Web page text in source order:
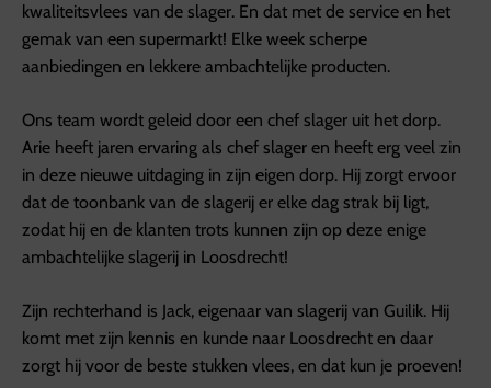
kwaliteitsvlees van de slager. En dat met de service en het
gemak van een supermarkt! Elke week scherpe
aanbiedingen en lekkere ambachtelijke producten.
Ons team wordt geleid door een chef slager uit het dorp.
Arie heeft jaren ervaring als chef slager en heeft erg veel zin
in deze nieuwe uitdaging in zijn eigen dorp. Hij zorgt ervoor
dat de toonbank van de slagerij er elke dag strak bij ligt,
zodat hij en de klanten trots kunnen zijn op deze enige
ambachtelijke slagerij in Loosdrecht!
Zijn rechterhand is Jack, eigenaar van slagerij van Guilik. Hij
komt met zijn kennis en kunde naar Loosdrecht en daar
zorgt hij voor de beste stukken vlees, en dat kun je proeven!